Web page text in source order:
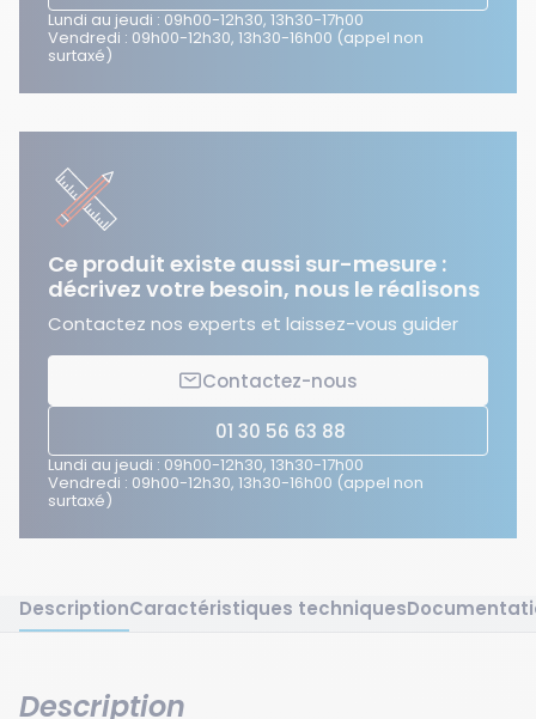
Lundi au jeudi : 09h00-12h30, 13h30-17h00
Vendredi : 09h00-12h30, 13h30-16h00 (appel non
surtaxé)
Ce produit existe aussi sur-mesure :
décrivez votre besoin, nous le réalisons
Contactez nos experts et laissez-vous guider
Contactez-nous
01 30 56 63 88
Lundi au jeudi : 09h00-12h30, 13h30-17h00
Vendredi : 09h00-12h30, 13h30-16h00 (appel non
surtaxé)
DescriptionCaractéristiques techniques
Description